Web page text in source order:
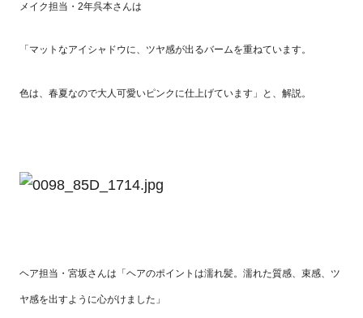
メイク担当・2年呉本さんは
「マットなアイシャドウに、ツヤ感が出るバームを重ねています。
色は、春夏なので大人可愛いピンクに仕上げています」と、解説。
ヘア担当・宮坂さんは「ヘアのポイントは濡れ髪。濡れた質感、束感、ツ
ヤ感を出すように心がけました」